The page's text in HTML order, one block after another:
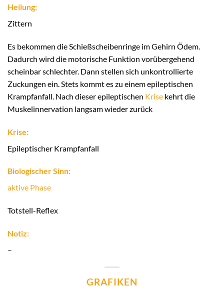
Heilung:
Zittern
Es bekommen die Schießscheibenringe im Gehirn Ödem.
Dadurch wird die motorische Funktion vorübergehend
scheinbar schlechter. Dann stellen sich unkontrollierte
Zuckungen ein. Stets kommt es zu einem epileptischen
Krampfanfall. Nach dieser epileptischen Krise kehrt die
Muskelinnervation langsam wieder zurück
Krise:
Epileptischer Krampfanfall
Biologischer Sinn:
aktive Phase
Totstell-Reflex
Notiz:
–
GRAFIKEN